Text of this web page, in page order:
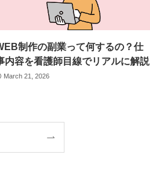
制作の副業って何するの？仕
内容を看護師目線でリアルに解説
March 21, 2026